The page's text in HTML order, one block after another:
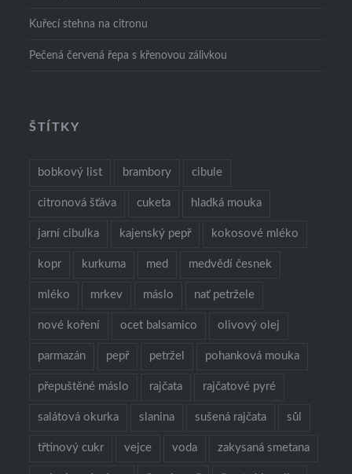
Kuřecí stehna na citronu
Pečená červená řepa s křenovou zálivkou
ŠTÍTKY
bobkový list brambory cibule
citronová šťáva cuketa hladká mouka
jarní cibulka kajenský pepř kokosové mléko
kopr kurkuma med medvědí česnek
mléko mrkev máslo nať petržele
nové koření ocet balsamico olivový olej
parmazán pepř petržel pohanková mouka
přepuštěné máslo rajčata rajčatové pyré
salátová okurka slanina sušená rajčata sůl
třtinový cukr vejce voda zakysaná smetana